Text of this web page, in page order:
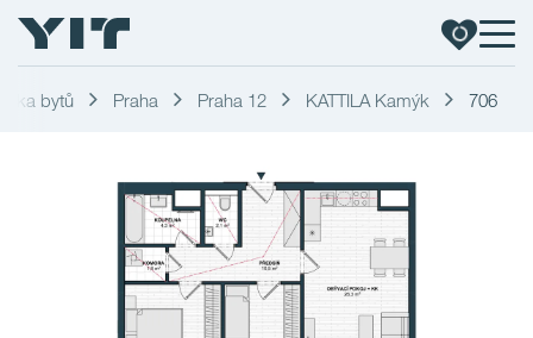
bytů Praha Praha 12 KATTILA Kamýk 706